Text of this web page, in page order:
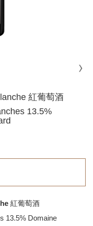
紅葡萄酒
13.5%
紅葡萄酒
13.5% Domaine